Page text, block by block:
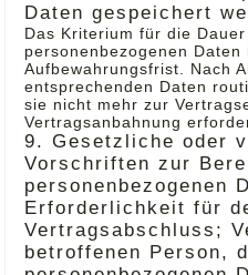
Daten gespeichert
Das Kriterium für die
personenbezogenen
Aufbewahrungsfrist. Nach
entsprechenden Daten
sie nicht mehr zur
Vertragsanbahnung
9. Gesetzliche oder
Vorschriften zur
personenbezogenen
Erforderlichkeit für
Vertragsabschluss;
betroffenen Person,